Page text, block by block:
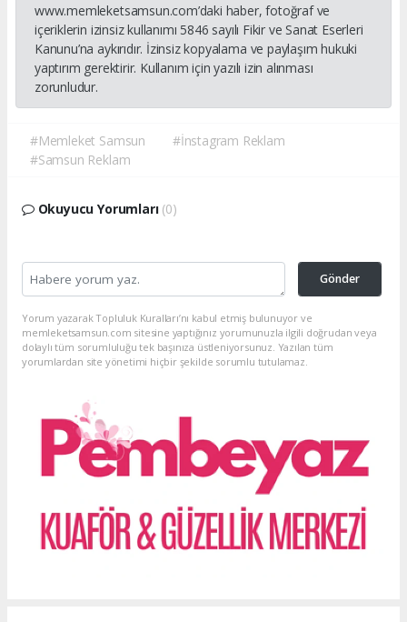
www.memleketsamsun.com’daki haber, fotoğraf ve
içeriklerin izinsiz kullanımı 5846 sayılı Fikir ve Sanat Eserleri
Kanunu’na aykırıdır. İzinsiz kopyalama ve paylaşım hukuki
yaptırım gerektirir. Kullanım için yazılı izin alınması
zorunludur.
#Memleket Samsun
#İnstagram Reklam
#Samsun Reklam
Okuyucu Yorumları (0)
Gönder
Yorum yazarak Topluluk Kuralları’nı kabul etmiş bulunuyor ve
memleketsamsun.com sitesine yaptığınız yorumunuzla ilgili doğrudan veya
dolaylı tüm sorumluluğu tek başınıza üstleniyorsunuz. Yazılan tüm
yorumlardan site yönetimi hiçbir şekilde sorumlu tutulamaz.